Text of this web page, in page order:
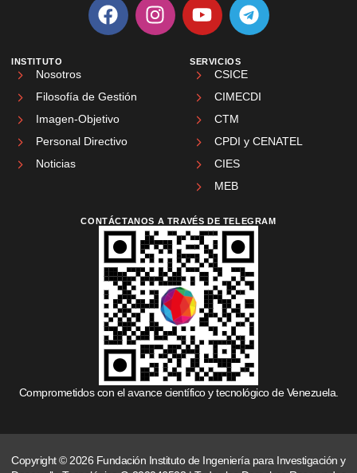
INSTITUTO
Nosotros
Filosofía de Gestión
Imagen-Objetivo
Personal Directivo
Noticias
SERVICIOS
CSICE
CIMECDI
CTM
CPDI y CENATEL
CIES
MEB
CONTÁCTANOS A TRAVÉS DE TELEGRAM
Comprometidos con el avance científico y tecnológico de Venezuela.
Copyright © 2026 Fundación Instituto de Ingeniería para Investigación y